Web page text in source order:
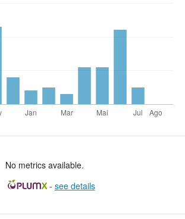
No metrics available.
- see details